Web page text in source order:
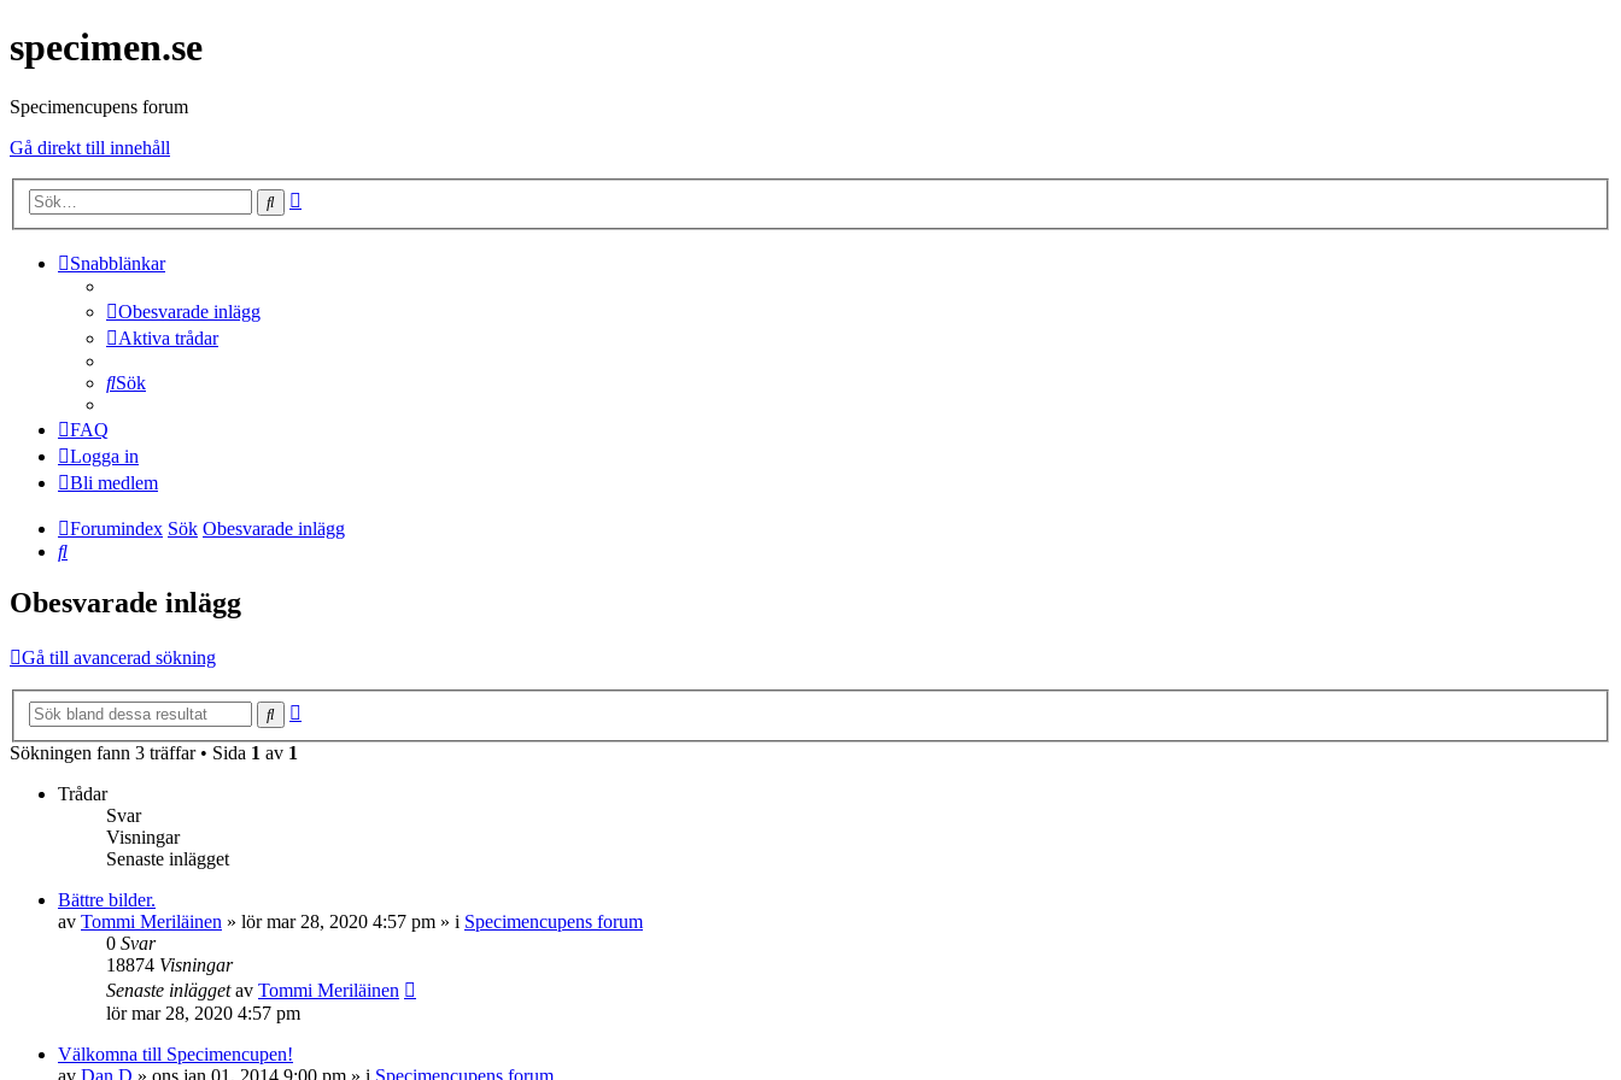
specimen.se
Specimencupens forum
Gå direkt till innehåll
Sök
Snabblänkar
Obesvarade inlägg
Aktiva trådar
Sök
FAQ
Logga in
Bli medlem
Forumindex Sök Obesvarade inlägg
Sök
Obesvarade inlägg
Gå till avancerad sökning
Sök
Sökningen fann 3 träffar • Sida 1 av 1
Trådar
Svar
Visningar
Senaste inlägget
Bättre bilder.
av Tommi Meriläinen » lör mar 28, 2020 4:57 pm » i Specimencupens forum
0 Svar
18874 Visningar
Senaste inläggetav Tommi Meriläinen
lör mar 28, 2020 4:57 pm
Välkomna till Specimencupen!
av Dan D » ons jan 01, 2014 9:00 pm » i Specimencupens forum